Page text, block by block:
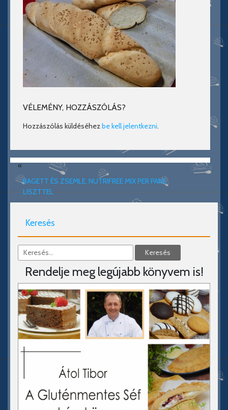
VÉLEMÉNY, HOZZÁSZÓLÁS?
Hozzászólás küldéséhezbe kell jelentkezni.
«
BAGETT ÉS ZSEMLE, NUTRIFREE MIX PER PANE
LISZTTEL
Keresés
Rendelje meg legújabb könyvem is!